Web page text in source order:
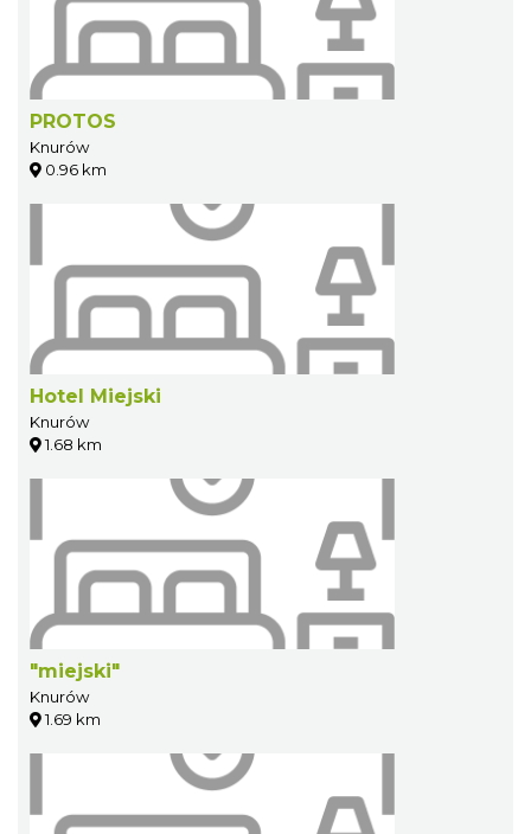
PROTOS
Knurów
0.96 km
Hotel Miejski
Knurów
1.68 km
"miejski"
Knurów
1.69 km